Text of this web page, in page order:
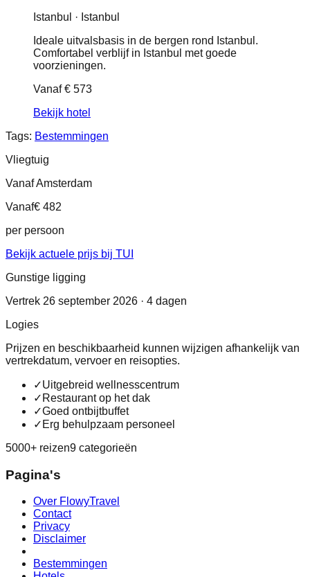
Istanbul · Istanbul
Ideale uitvalsbasis in de bergen rond Istanbul.
Comfortabel verblijf in Istanbul met goede
voorzieningen.
Vanaf€ 573
Bekijk hotel
Tags: Bestemmingen
Vliegtuig
Vanaf Amsterdam
Vanaf€ 482
per persoon
Bekijk actuele prijs bij TUI
Gunstige ligging
Vertrek 26 september 2026 · 4 dagen
Logies
Prijzen en beschikbaarheid kunnen wijzigen afhankelijk van
vertrekdatum, vervoer en reisopties.
✓Uitgebreid wellnesscentrum
✓ Restaurant op het dak
✓Goed ontbijtbuffet
✓ Erg behulpzaam personeel
5000+ reizen9 categorieën
Pagina's
Over FlowyTravel
Contact
Privacy
Disclaimer
Bestemmingen